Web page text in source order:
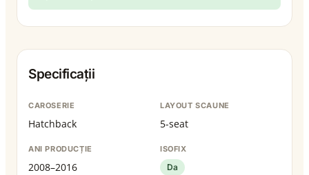
Specificații
CAROSERIE
Hatchback
LAYOUT SCAUNE
5-seat
ANI PRODUCȚIE
2008–2016
ISOFIX
Da